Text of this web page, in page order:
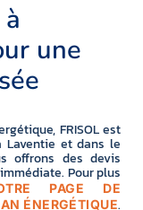
une
FRISOL est
et dans le
offrons des devis
Pour plus
PAGE DE
ÉNERGÉTIQUE.